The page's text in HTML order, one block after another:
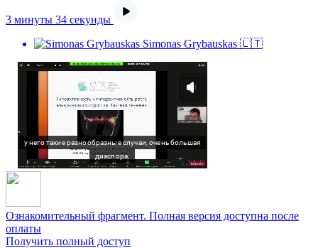
3 минуты 34 секунды
Simonas Grybauskas 🇱🇹
Ознакомительный фрагмент. Полная версия доступна после
оплаты
Получить полный доступ